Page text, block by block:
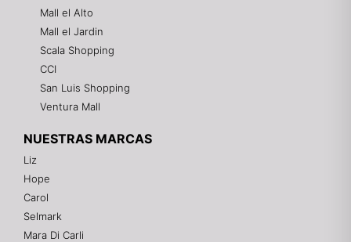
Mall el Alto
Mall el Jardin
Scala Shopping
CCI
San Luis Shopping
Ventura Mall
NUESTRAS MARCAS
Liz
Hope
Carol
Selmark
Mara Di Carli